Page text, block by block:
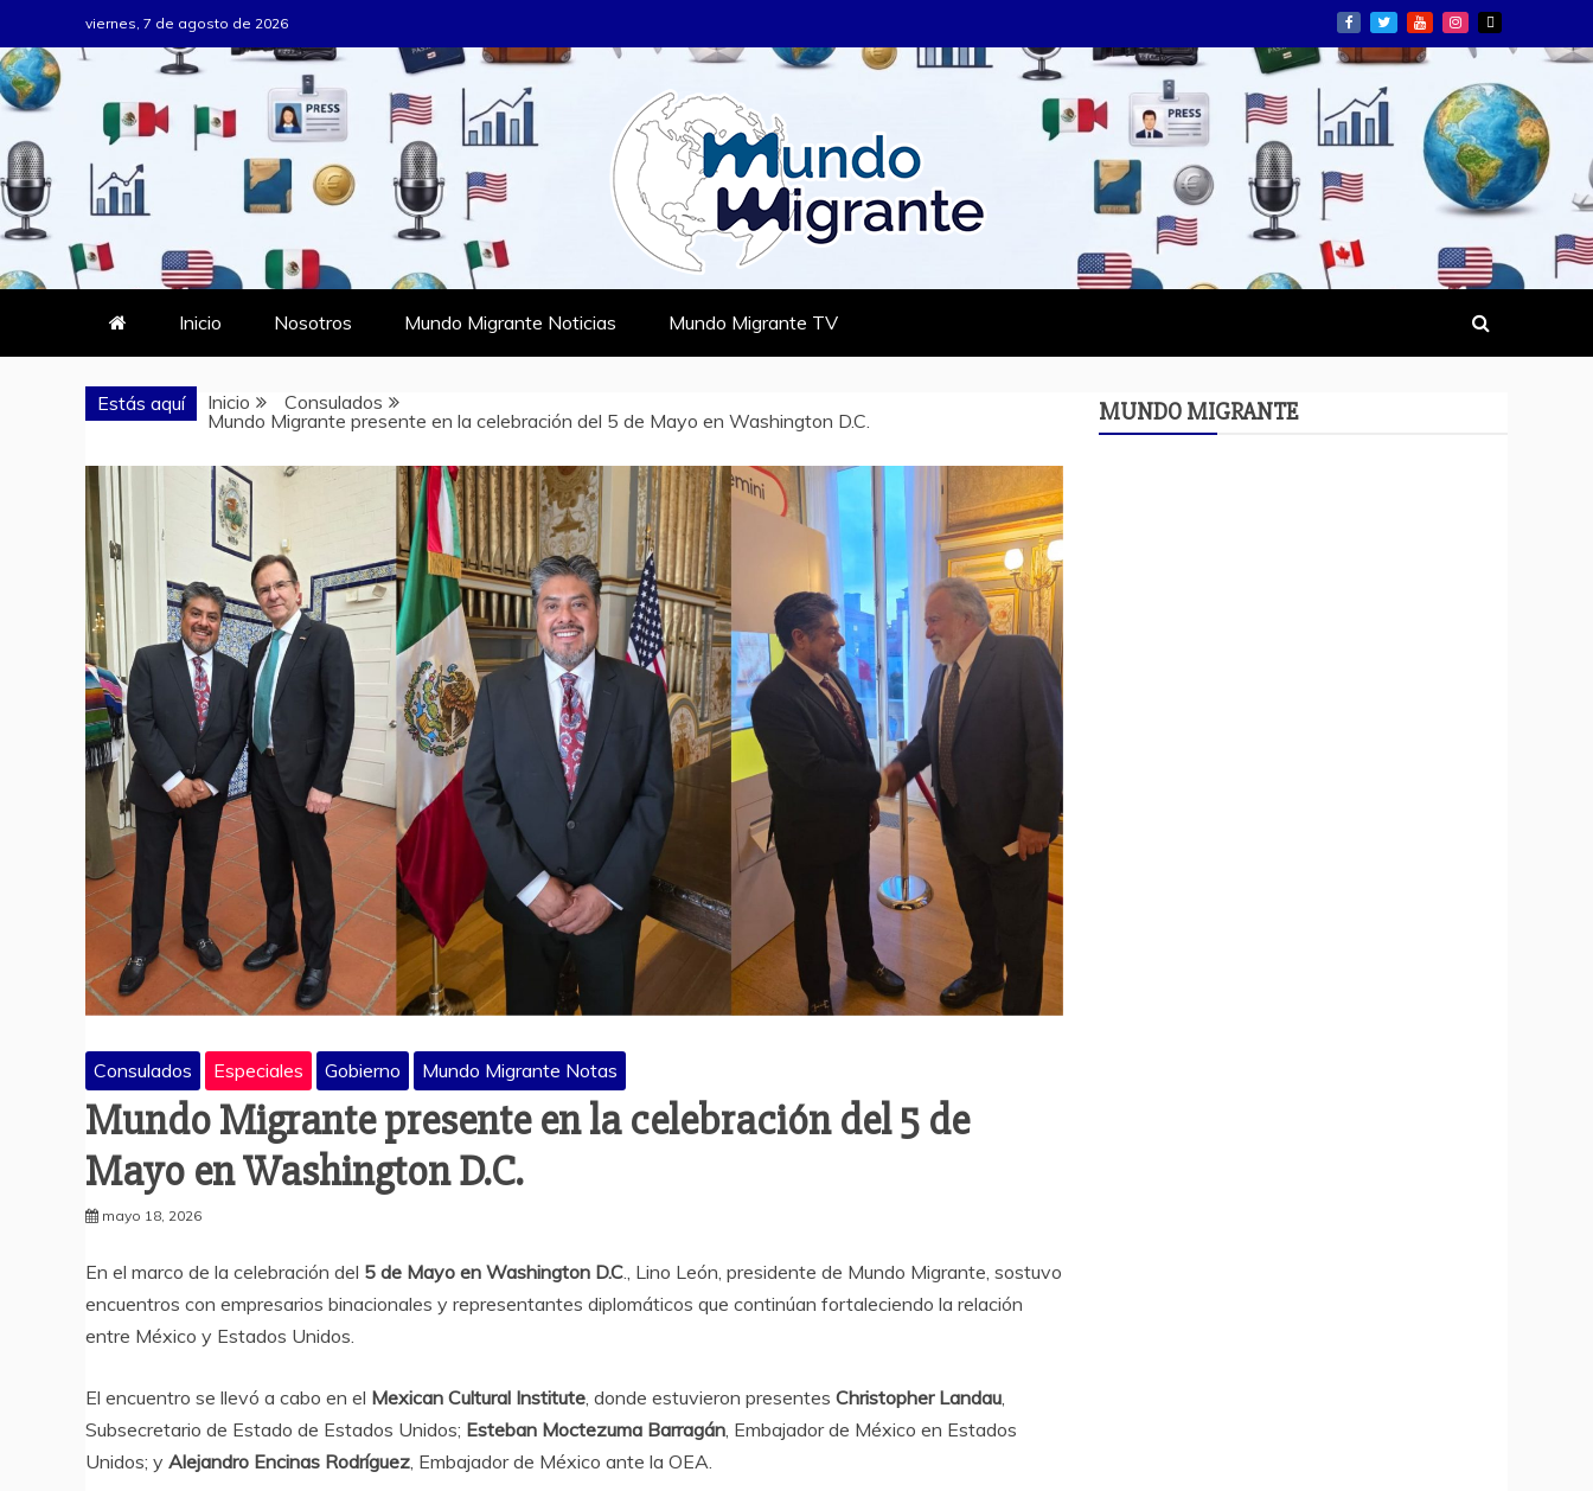
al
contenido
viernes, 7 de agosto de 2026
MUNDO MIGRANTE
DONDE TODOS SOMOS MIGRANTES
Inicio Nosotros Mundo Migrante Noticias Mundo Migrante TV
Estás aquí Inicio
Consulados
Mundo Migrante presente en la celebración del 5 de Mayo en Washington D.C.
Consulados Especiales Gobierno Mundo Migrante Notas
Mundo Migrante presente en la celebración del 5 de
Mayo en Washington D.C.
mayo 18, 2026
En el marco de la celebración del 5 de Mayo en Washington D.C ., Lino León, presidente de Mundo Migrante, sostuvo
encuentros con empresarios binacionales y representantes diplomáticos que continúan fortaleciendo la relación
entre México y Estados Unidos.
El encuentro se llevó a cabo en el Mexican Cultural Institute , donde estuvieron presentes Christopher Landau
Subsecretario de Estado de Estados Unidos; Esteban Moctezuma Barragán , Embajador de México en Estados
Unidos; y Alejandro Encinas Rodríguez , Embajador de México ante la OEA.
MUNDO MIGRANTE